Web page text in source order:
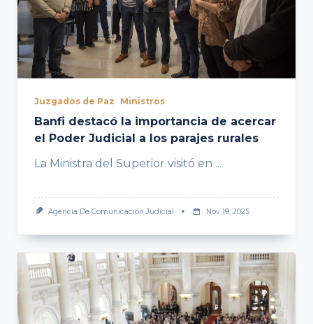
Juzgados de Paz Ministros
Banfi destacó la importancia de acercar
el Poder Judicial a los parajes rurales
La Ministra del Superior visitó en ...
Agencia De Comunicación Judicial Nov 19, 2025